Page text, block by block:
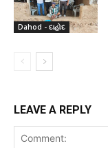
Dahod - દાહોદ
LEAVE A REPLY